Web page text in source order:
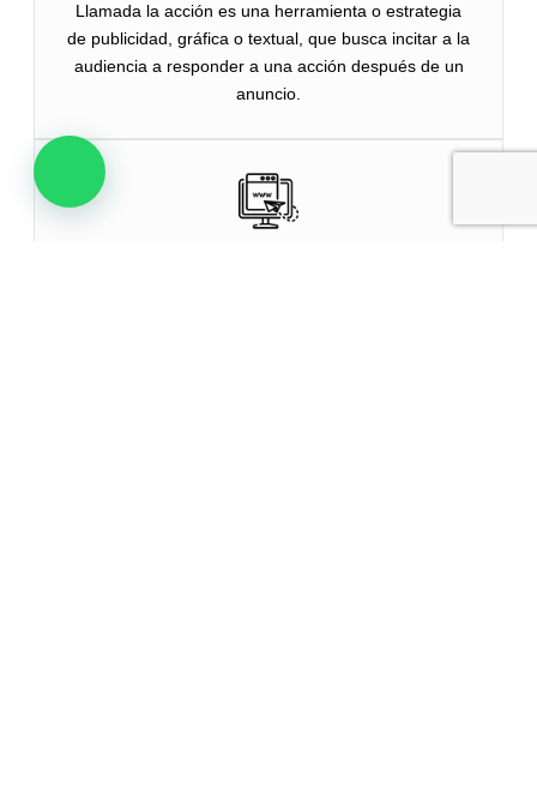
Llamada la acción es una herramienta o estrategia
de publicidad, gráfica o textual, que busca incitar a la
audiencia a responder a una acción después de un
anuncio.